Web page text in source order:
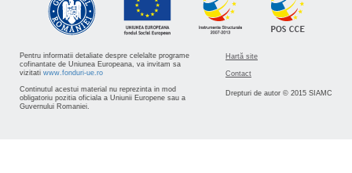
Pentru informatii detaliate despre celelalte programe
cofinantate de Uniunea Europeana, va invitam sa
vizitati www.fonduri-ue.ro
Continutul acestui material nu reprezinta in mod
obligatoriu pozitia oficiala a Uniunii Europene sau a
Guvernului Romaniei.
Hartă site
Contact
Drepturi de autor © 2015 SIAMC